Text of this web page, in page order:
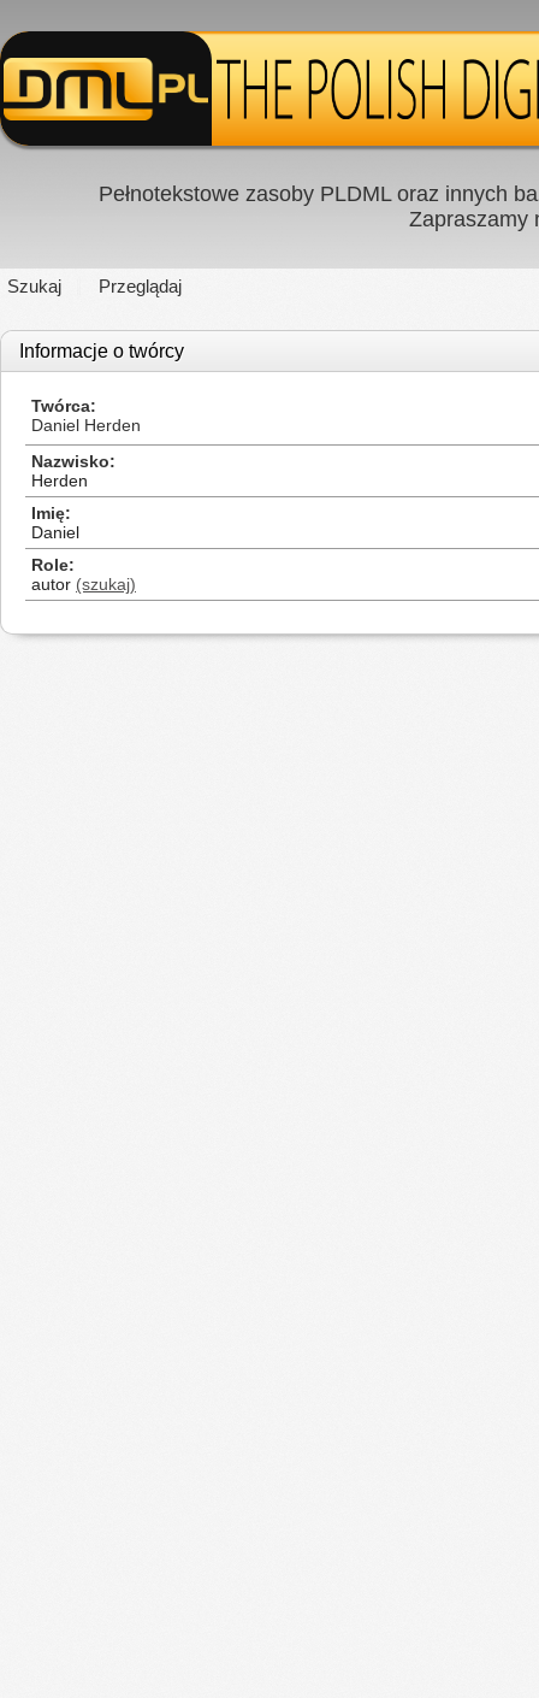
Pełnotekstowe zasoby PLDML oraz innych
Zapraszamy
Szukaj Przeglądaj
Informacje o twórcy
Twórca
Daniel Herden
Nazwisko
Herden
Imię
Daniel
Role
autor (szukaj)